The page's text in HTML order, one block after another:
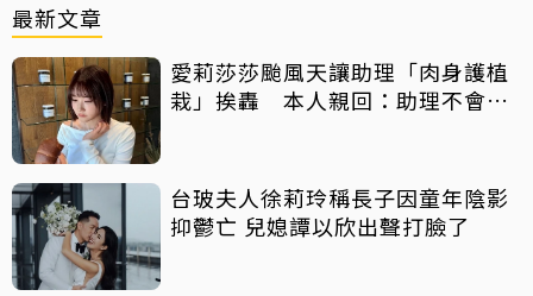
最新文章
愛莉莎莎颱風天讓助理「肉身護植
栽」挨轟 本人親回：助理不會被
台玻夫人徐莉玲稱長子因童年陰影
抑鬱亡 兒媳譚以欣出聲打臉了